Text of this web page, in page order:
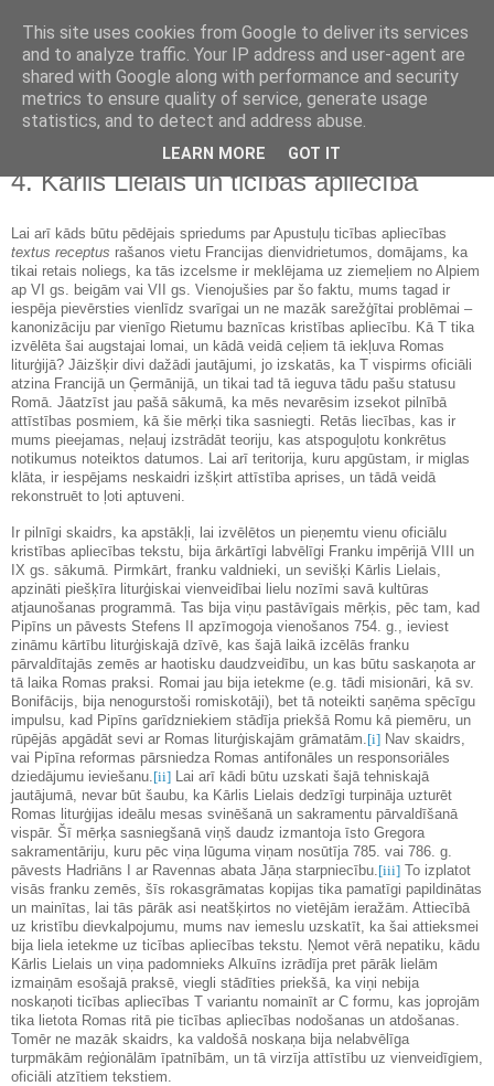
Kristietības vēsture
4. Kārlis Lielais un ticības apliecība
Lai arī kāds būtu pēdējais spriedums par Apustuļu ticības apliecības
textus receptus rašanos vietu Francijas dienvidrietumos, domājams, ka
tikai retais noliegs, ka tās izcelsme ir meklējama uz ziemeļiem no Alpiem
ap VI gs. beigām vai VII gs. Vienojušies par šo faktu, mums tagad ir
iespēja pievērsties vienlīdz svarīgai un ne mazāk sarežģītai problēmai –
kanonizāciju par vienīgo Rietumu baznīcas kristības apliecību. Kā T tika
izvēlēta šai augstajai lomai, un kādā veidā ceļiem tā iekļuva Romas
liturģijā? Jāizšķir divi dažādi jautājumi, jo izskatās, ka T vispirms oficiāli
atzina Francijā un Ģermānijā, un tikai tad tā ieguva tādu pašu statusu
Romā. Jāatzīst jau pašā sākumā, ka mēs nevarēsim izsekot pilnībā
attīstības posmiem, kā šie mērķi tika sasniegti. Retās liecības, kas ir
mums pieejamas, neļauj izstrādāt teoriju, kas atspoguļotu konkrētus
notikumus noteiktos datumos. Lai arī teritorija, kuru apgūstam, ir miglas
klāta, ir iespējams neskaidri izšķirt attīstība aprises, un tādā veidā
rekonstruēt to ļoti aptuveni.
Ir pilnīgi skaidrs, ka apstākļi, lai izvēlētos un pieņemtu vienu oficiālu
kristības apliecības tekstu, bija ārkārtīgi labvēlīgi Franku impērijā VIII un
IX gs. sākumā. Pirmkārt, franku valdnieki, un sevišķi Kārlis Lielais,
apzināti piešķīra liturģiskai vienveidībai lielu nozīmi savā kultūras
atjaunošanas programmā. Tas bija viņu pastāvīgais mērķis, pēc tam, kad
Pipīns un pāvests Stefens II apzīmogoja vienošanos 754. g., ieviest
zināmu kārtību liturģiskajā dzīvē, kas šajā laikā izcēlās franku
pārvaldītajās zemēs ar haotisku daudzveidību, un kas būtu saskaņota ar
tā laika Romas praksi. Romai jau bija ietekme (e.g. tādi misionāri, kā sv.
Bonifācijs, bija nenogurstoši romiskotāji), bet tā noteikti saņēma spēcīgu
impulsu, kad Pipīns garīdzniekiem stādīja priekšā Romu kā piemēru, un
rūpējās apgādāt sevi ar Romas liturģiskajām grāmatām. [i] Nav skaidrs,
vai Pipīna reformas pārsniedza Romas antifonāles un responsoriāles
dziedājumu ieviešanu. [ii] Lai arī kādi būtu uzskati šajā tehniskajā
jautājumā, nevar būt šaubu, ka Kārlis Lielais dedzīgi turpināja uzturēt
Romas liturģijas ideālu mesas svinēšanā un sakramentu pārvaldīšanā
vispār. Šī mērķa sasniegšanā viņš daudz izmantoja īsto Gregora
sakramentāriju, kuru pēc viņa lūguma viņam nosūtīja 785. vai 786. g.
pāvests Hadriāns I ar Ravennas abata Jāņa starpniecību. [iii] To izplatot
visās franku zemēs, šīs rokasgrāmatas kopijas tika pamatīgi papildinātas
un mainītas, lai tās pārāk asi neatšķirtos no vietējām ieražām. Attiecībā
uz kristību dievkalpojumu, mums nav iemeslu uzskatīt, ka šai attieksmei
bija liela ietekme uz ticības apliecības tekstu. Ņemot vērā nepatiku, kādu
Kārlis Lielais un viņa padomnieks Alkuīns izrādīja pret pārāk lielām
izmaiņām esošajā praksē, viegli stādīties priekšā, ka viņi nebija
noskaņoti ticības apliecības T variantu nomainīt ar C formu, kas joprojām
tika lietota Romas ritā pie ticības apliecības nodošanas un atdošanas.
Tomēr ne mazāk skaidrs, ka valdošā noskaņa bija nelabvēlīga
turpmākām reģionālām īpatnībām, un tā virzīja attīstību uz vienveidīgiem,
oficiāli atzītiem tekstiem.
This site uses cookies from Google to deliver its services
and to analyze traffic. Your IP address and user-agent are
shared with Google along with performance and security
metrics to ensure quality of service, generate usage
statistics, and to detect and address abuse.
LEARN MORE GOT IT